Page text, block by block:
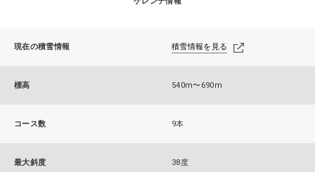
現在の積雪情報 積雪情報を見る
標高 540m〜690m
コース数 9本
最大斜度 38度